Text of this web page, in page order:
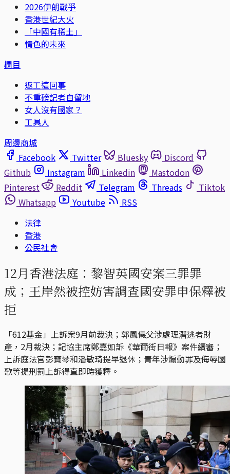
2026伊朗戰爭
香港世紀大火
「中國有稀土」
情色的未來
欄目
返工這回事
不重磅記者自留地
女人沒有國家？
工具人
周邊商城
Facebook
Twitter Bluesky
Discord
Github
Instagram Linkedin
Mastodon
Pinterest
Reddit Telegram Threads
Tiktok
Whatsapp
Youtube
RSS
法律
香港
公民社會
12月香港法庭：黎智英國安案三罪罪
成；王岸然被控妨害調查國安罪申保釋被
拒
「612基金」上訴案9月前裁決；郭鳳儀父涉處理潛逃者財
產，2月裁決；記協主席鄭嘉如訴《華爾街日報》案件續審；
上訴庭法官彭寶琴和潘敏琦提早退休；青年涉煽動罪及侮辱國
歌等提刑罰上訴得直即時獲釋。